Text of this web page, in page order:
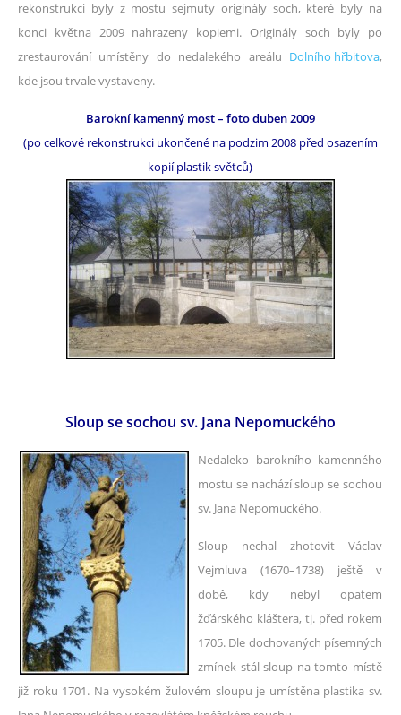
rekonstrukci byly z mostu sejmuty originály soch, které byly na
konci května 2009 nahrazeny kopiemi. Originály soch byly po
zrestaurování umístěny do nedalekého areálu Dolního hřbitova,
kde jsou trvale vystaveny.
Barokní kamenný most – foto duben 2009
(po celkové rekonstrukci ukončené na podzim 2008 před osazením
kopií plastik světců)
Sloup se sochou sv. Jana Nepomuckého
Nedaleko barokního kamenného
mostu se nachází sloup se sochou
sv. Jana Nepomuckého.
Sloup nechal zhotovit Václav
Vejmluva (1670–1738) ještě v
době, kdy nebyl opatem
žďárského kláštera, tj. před rokem
1705. Dle dochovaných písemných
zmínek stál sloup na tomto místě
již roku 1701. Na vysokém žulovém sloupu je umístěna plastika sv.